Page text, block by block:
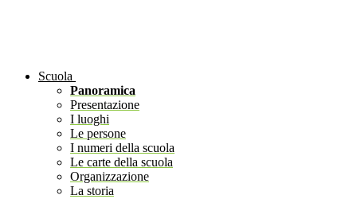
Scuola
Panoramica
Presentazione
I luoghi
Le persone
I numeri della scuola
Le carte della scuola
Organizzazione
La storia